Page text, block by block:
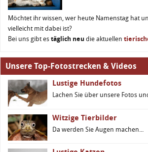
Möchtet ihr wissen, wer heute Namenstag hat
vielleicht mit dabei ist?
Bei uns gibt es täglich neu die aktuellen
Unsere Top-Fotostrecken & Videos
Lustige Hundefotos
Lachen Sie über unsere Fotos
Witzige Tierbilder
Da werden Sie Augen machen...